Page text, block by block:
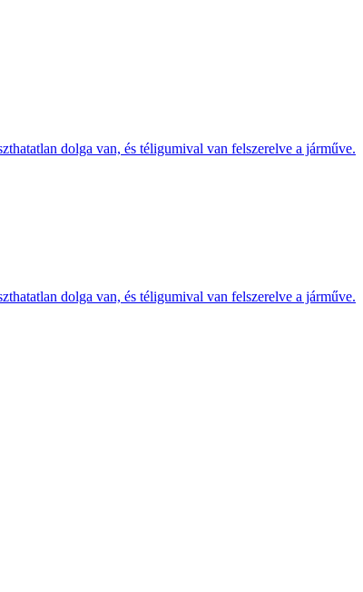
dolga van, és téligumival van felszerelve a járműve.
dolga van, és téligumival van felszerelve a járműve.